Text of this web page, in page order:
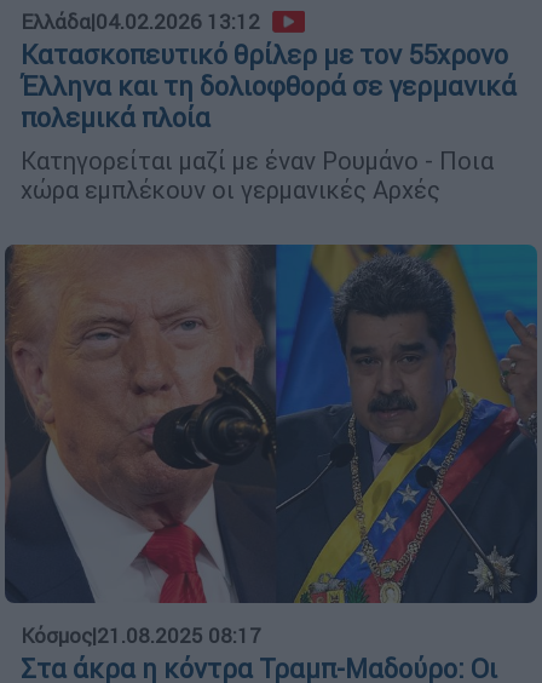
Ελλάδα|04.02.2026 13:12
Κατασκοπευτικό θρίλερ με τον 55χρονο
Έλληνα και τη δολιοφθορά σε γερμανικά
πολεμικά πλοία
Κατηγορείται μαζί με έναν Ρουμάνο - Ποια
χώρα εμπλέκουν οι γερμανικές Αρχές
Κόσμος|21.08.2025 08:17
Στα άκρα η κόντρα Τραμπ-Μαδούρο: Οι